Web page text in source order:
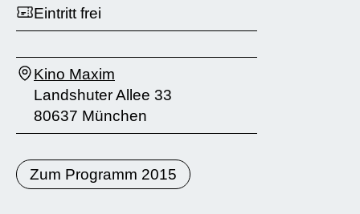
Eintritt frei
Kino Maxim
Landshuter Allee 33
80637 München
Zum Programm 2015